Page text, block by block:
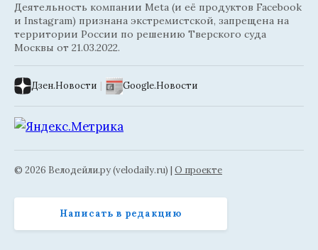
Деятельность компании Meta (и её продуктов Facebook
и Instagram) признана экстремистской, запрещена на
территории России по решению Тверского суда
Москвы от 21.03.2022.
Дзен.Новости Google.Новости
© 2026 Велодейли.ру (velodaily.ru) | О проекте
Написать в редакцию